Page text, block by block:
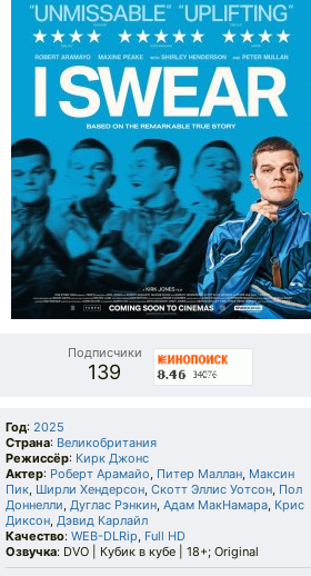
Подписчики
139
Год: 2025
Страна: Великобритания
Режиссёр: Кирк Джонс
Актер: Роберт Арамайо, Питер Маллан, Максин
Пик, Ширли Хендерсон, Скотт Эллис Уотсон, Пол
Доннелли, Дуглас Рэнкин, Адам МакНамара, Крис
Диксон, Дэвид Карлайл
Качество: WEB-DLRip, Full HD
Озвучка: DVO | Кубик в кубе | 18+; Original